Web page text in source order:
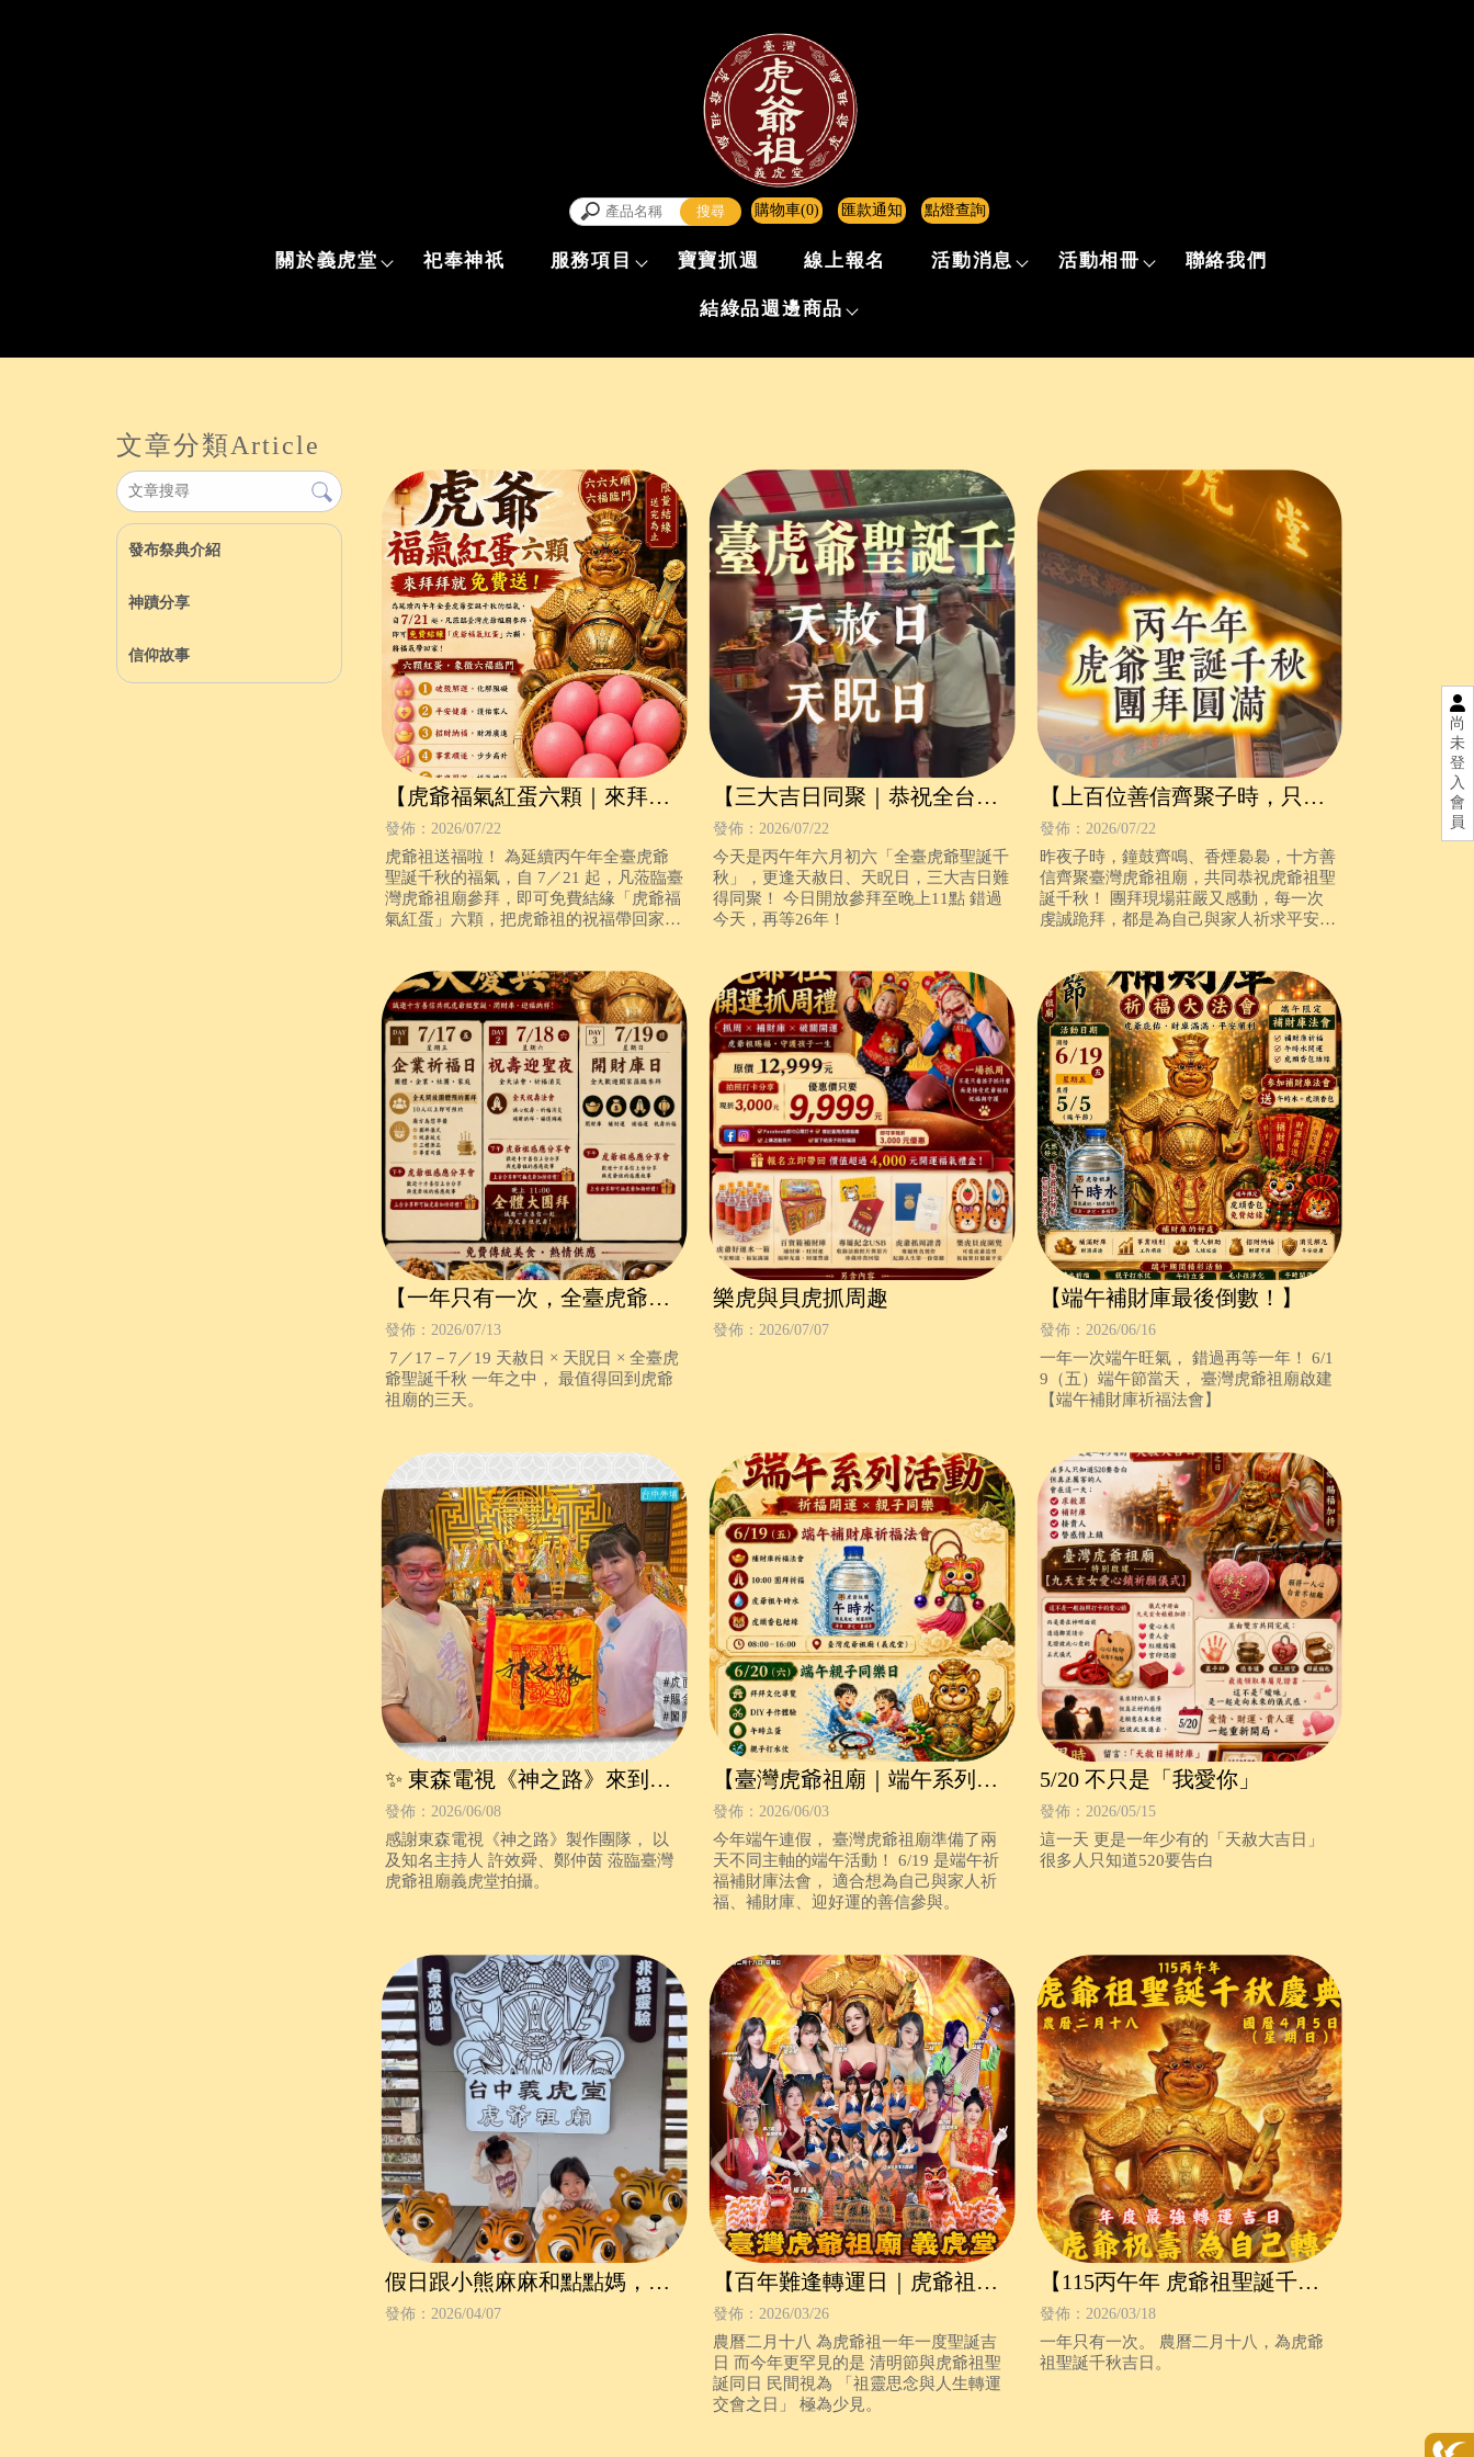
尚
未
登
入
會
員
購物車(0) 匯款通知 點燈查詢
關於義虎堂 祀奉神祇 服務項目 寶寶抓週 線上報名 活動消息 活動相冊 聯絡我們
結綠品週邊商品
文章分類Article
發布祭典介紹
神蹟分享
信仰故事
【虎爺福氣紅蛋六顆｜來拜拜
就免費送！】
發佈：2026/07/22
虎爺祖送福啦！ 為延續丙午年全臺虎爺
聖誕千秋的福氣，自 7／21 起，凡蒞臨臺
灣虎爺祖廟參拜，即可免費結緣「虎爺福
氣紅蛋」六顆，把虎爺祖的祝福帶回家！
【三大吉日同聚｜恭祝全台虎
爺聖誕千秋】
發佈：2026/07/22
今天是丙午年六月初六「全臺虎爺聖誕千
秋」，更逢天赦日、天眖日，三大吉日難
得同聚！ 今日開放參拜至晚上11點 錯過
今天，再等26年！
【上百位善信齊聚子時，只為
向全台虎爺說一聲：生日快
樂！】
發佈：2026/07/22
昨夜子時，鐘鼓齊鳴、香煙裊裊，十方善
信齊聚臺灣虎爺祖廟，共同恭祝虎爺祖聖
誕千秋！ 團拜現場莊嚴又感動，每一次
虔誠跪拜，都是為自己與家人祈求平安、
【一年只有一次，全臺虎爺聖
誕三天慶典】
發佈：2026/07/13
7／17－7／19 天赦日 × 天貺日 × 全臺虎
爺聖誕千秋 一年之中， 最值得回到虎爺
祖廟的三天。
樂虎與貝虎抓周趣
發佈：2026/07/07
【端午補財庫最後倒數！】
發佈：2026/06/16
一年一次端午旺氣， 錯過再等一年！ 6/1
9（五）端午節當天， 臺灣虎爺祖廟啟建
【端午補財庫祈福法會】
✨ 東森電視《神之路》來到臺
灣虎爺祖廟【義虎堂】！
發佈：2026/06/08
感謝東森電視《神之路》製作團隊， 以
及知名主持人 許效舜、鄭仲茵 蒞臨臺灣
虎爺祖廟義虎堂拍攝。
【臺灣虎爺祖廟｜端午系列活
動開放報名中】
發佈：2026/06/03
今年端午連假， 臺灣虎爺祖廟準備了兩
天不同主軸的端午活動！ 6/19 是端午祈
福補財庫法會， 適合想為自己與家人祈
福、補財庫、迎好運的善信參與。
5/20 不只是「我愛你」
發佈：2026/05/15
這一天 更是一年少有的「天赦大吉日」
很多人只知道520要告白
假日跟小熊麻麻和點點媽，帶
著孩子一起來台中外埔的「義
發佈：2026/04/07
【百年難逢轉運日｜虎爺祖聖
誕千秋就在4/5】
發佈：2026/03/26
​​​​​​​農曆二月十八 為虎爺祖一年一度聖誕吉
日 而今年更罕見的是 清明節與虎爺祖聖
誕同日 民間視為 「祖靈思念與人生轉運
交會之日」 極為少見。
【115丙午年 虎爺祖聖誕千秋
慶典｜正式開放報名】
發佈：2026/03/18
一年只有一次。 農曆二月十八，為虎爺
祖聖誕千秋吉日。